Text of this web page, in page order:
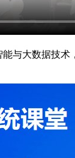
与大数据技